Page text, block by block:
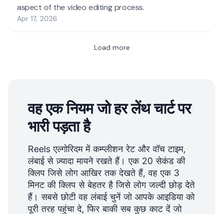
वह एक नियम जो हर लेंथ चार्ट पर
भारी पड़ता है
Reels एल्गोरिदम में कम्प्लीशन रेट और वॉच टाइम,
लंबाई से ज़्यादा मायने रखते हैं। एक 20 सेकंड की
क्लिप जिसे लोग आखिर तक देखते हैं, वह एक 3
मिनट की क्लिप से बेहतर है जिसे लोग जल्दी छोड़ देते
हैं। सबसे छोटी वह लंबाई चुनें जो आपके आइडिया को
पूरी तरह पहुंचा दे, फिर बाकी सब कुछ काट दें जो